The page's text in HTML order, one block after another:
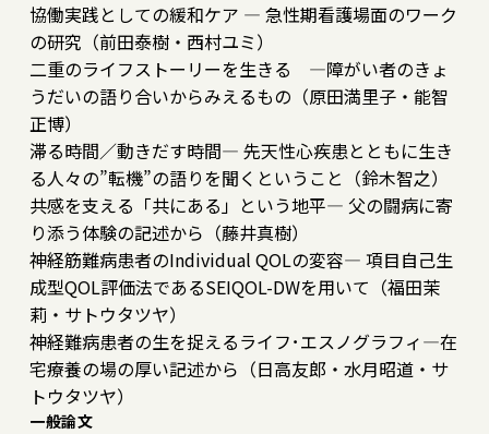
協働実践としての緩和ケア ― 急性期看護場面のワーク
の研究（前田泰樹・西村ユミ）
二重のライフストーリーを生きる ―障がい者のきょ
うだいの語り合いからみえるもの（原田満里子・能智
正博）
滞る時間／動きだす時間― 先天性心疾患とともに生き
る人々の”転機”の語りを聞くということ（鈴木智之）
共感を支える「共にある」という地平― 父の闘病に寄
り添う体験の記述から（藤井真樹）
神経筋難病患者のIndividual QOLの変容― 項目自己生
成型QOL評価法であるSEIQOL-DWを用いて（福田茉
莉・サトウタツヤ）
神経難病患者の生を捉えるライフ･エスノグラフィ―在
宅療養の場の厚い記述から（日高友郎・水月昭道・サ
トウタツヤ）
一般論文